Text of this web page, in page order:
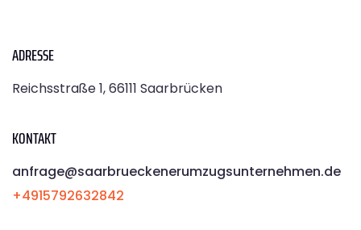
ADRESSE
Reichsstraße 1, 66111 Saarbrücken
KONTAKT
anfrage@saarbrueckenerumzugsunternehmen.de
+4915792632842